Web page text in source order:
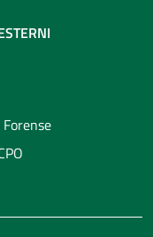
Forense